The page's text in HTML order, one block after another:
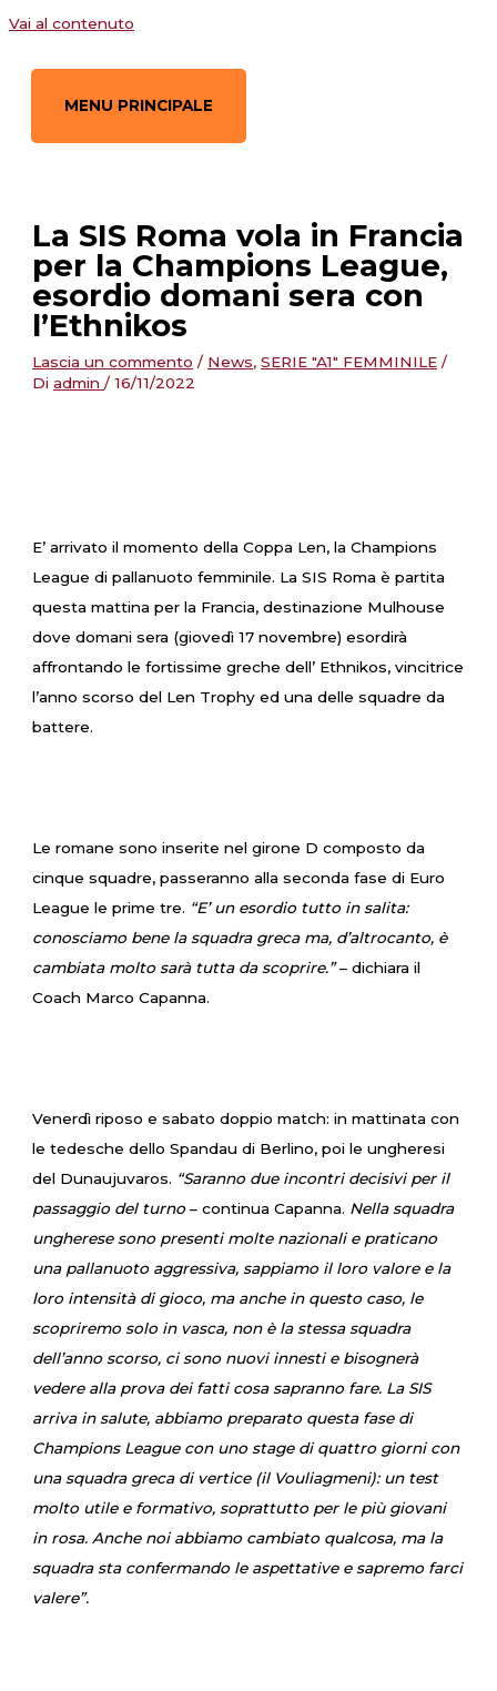
Vai al contenuto
MENU PRINCIPALE
La SIS Roma vola in Francia
per la Champions League,
esordio domani sera con
l’Ethnikos
Lascia un commento / News,SERIE "A1" FEMMINILE /
Diadmin/16/11/2022
E’ arrivato il momento della Coppa Len, la Champions
League di pallanuoto femminile. La SIS Roma è partita
questa mattina per la Francia, destinazione Mulhouse
dove domani sera (giovedì 17 novembre) esordirà
affrontando le fortissime greche dell’ Ethnikos, vincitrice
l’anno scorso del Len Trophy ed una delle squadre da
battere.
Le romane sono inserite nel girone D composto da
cinque squadre, passeranno alla seconda fase di Euro
League le prime tre. “E’ un esordio tutto in salita:
conosciamo bene la squadra greca ma, d’altrocanto, è
cambiata molto sarà tutta da scoprire.”– dichiara il
Coach Marco Capanna.
Venerdì riposo e sabato doppio match: in mattinata con
le tedesche dello Spandau di Berlino, poi le ungheresi
del Dunaujuvaros. “Saranno due incontri decisivi per il
passaggio del turno– continua Capanna. Nella squadra
ungherese sono presenti molte nazionali e praticano
una pallanuoto aggressiva, sappiamo il loro valore e la
loro intensità di gioco, ma anche in questo caso, le
scopriremo solo in vasca, non è la stessa squadra
dell’anno scorso, ci sono nuovi innesti e bisognerà
vedere alla prova dei fatti cosa sapranno fare. La SIS
arriva in salute, abbiamo preparato questa fase di
Champions League con uno stage di quattro giorni con
una squadra greca di vertice (il Vouliagmeni): un test
molto utile e formativo, soprattutto per le più giovani
in rosa. Anche noi abbiamo cambiato qualcosa, ma la
squadra sta confermando le aspettative e sapremo farci
valere”.